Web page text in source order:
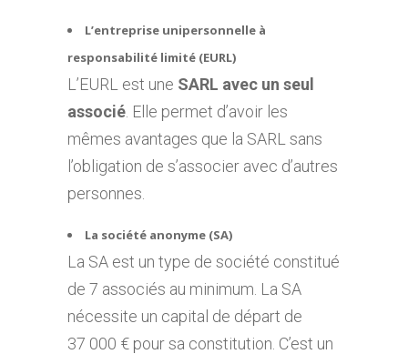
L’entreprise unipersonnelle à
responsabilité limité (EURL)
L’EURL est une SARL avec un seul
associé . Elle permet d’avoir les
mêmes avantages que la SARL sans
l’obligation de s’associer avec d’autres
personnes.
La société anonyme (SA)
La SA est un type de société constitué
de 7 associés au minimum. La SA
nécessite un capital de départ de
37 000 € pour sa constitution. C’est un